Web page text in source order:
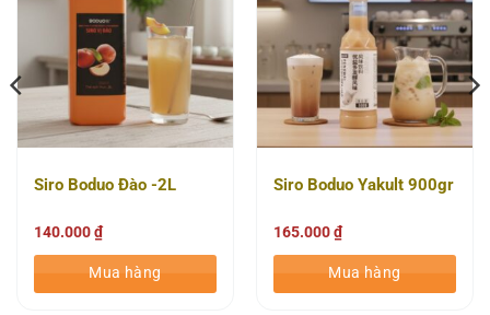
Siro Boduo Đào -2L
140.000₫
Mua hàng
Siro Boduo Yakult 900gr
165.000₫
Mua hàng